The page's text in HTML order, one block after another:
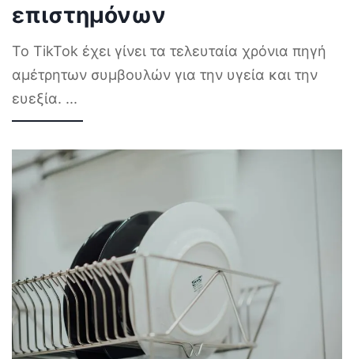
επιστημόνων
Το TikTok έχει γίνει τα τελευταία χρόνια πηγή
αμέτρητων συμβουλών για την υγεία και την
ευεξία. ...